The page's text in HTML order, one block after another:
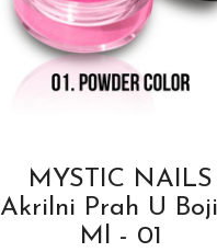
MYSTIC NAILS
Akrilni Prah U
Ml - 01